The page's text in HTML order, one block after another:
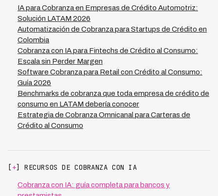
acelera procesos de recuperación y mejora el ROI de
carteras automotrices, que generalmente tienen ciclos
de cobranza más largos pero mayores montos en juego.
análisis de depreciación de activos y proyecciones de
mercado de usado, datos que Kleva integra en su
plataforma para optimizar decisiones de cobranza. Con
una tasa de recuperación del 73% y reducción de
costos del 70%, los decision makers pueden esperar
mejores márgenes en automotriz gracias a la
automatización inteligente que prioriza recuperación de
garantías en momento óptimo, maximizando el valor
residual del vehículo antes de que continúe
depreciándose.
IA para Cobranza en Empresas de Crédito Automotriz:
Solución LATAM 2026
Automatización de Cobranza para Startups de Crédito en
Colombia
Cobranza con IA para Fintechs de Crédito al Consumo:
Escala sin Perder Margen
Software Cobranza para Retail con Crédito al Consumo:
Guía 2026
Benchmarks de cobranza que toda empresa de crédito de
consumo en LATAM debería conocer
Estrategia de Cobranza Omnicanal para Carteras de
Crédito al Consumo
[ +] RECURSOS DE COBRANZA CON IA
Cobranza con IA: guía completa para bancos y